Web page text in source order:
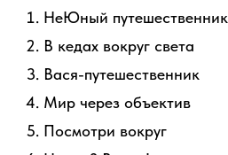
НеЮный путешественник
В кедах вокруг света
Вася-путешественник
Мир через объектив
Посмотри вокруг